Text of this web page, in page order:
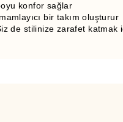
konfor sağlar
bir takım oluşturur
de stilinize zarafet katmak